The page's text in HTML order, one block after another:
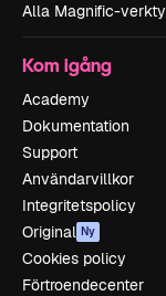
Alla Magnific-
Kom igång
Academy
Dokumentation
Support
Användarvillkor
Integritetspolicy
Original Ny
Cookies policy
Förtroendecenter